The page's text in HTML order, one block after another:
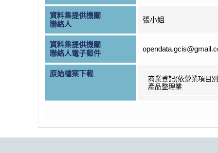
資料集提供機關
聯絡人
張小姐
資料集提供機關
聯絡人電子郵件
原始檔案下載
商業登記(依營業項目
產品整理業